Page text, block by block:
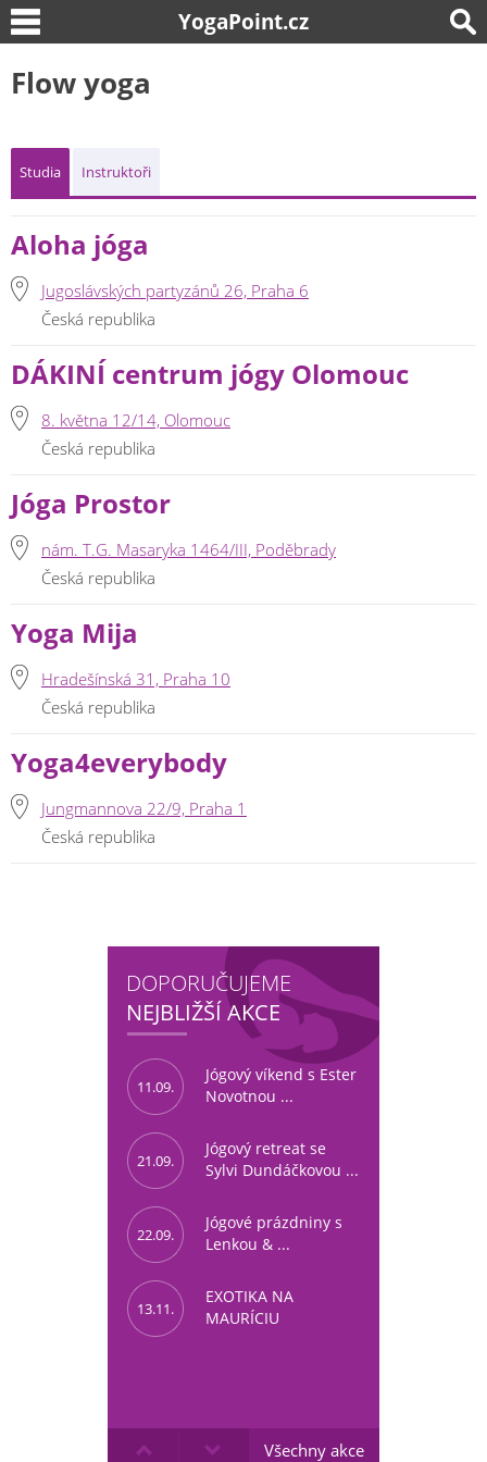
YogaPoint.cz
Flow yoga
Studia Instruktoři
Aloha jóga
Jugoslávských partyzánů 26, Praha 6
Česká republika
DÁKINÍ centrum jógy Olomouc
8. května 12/14, Olomouc
Česká republika
Jóga Prostor
nám. T.G. Masaryka 1464/III, Poděbrady
Česká republika
Yoga Mija
Hradešínská 31, Praha 10
Česká republika
Yoga4everybody
Jungmannova 22/9, Praha 1
Česká republika
DOPORUČUJEME
NEJBLIŽŠÍ AKCE
11.09.
Jógový víkend s Ester
Novotnou ...
21.09.
Jógový retreat se
Sylvi Dundáčkovou ...
22.09.
Jógové prázdniny s
Lenkou & ...
13.11.
EXOTIKA NA
MAURÍCIU
Všechny akce